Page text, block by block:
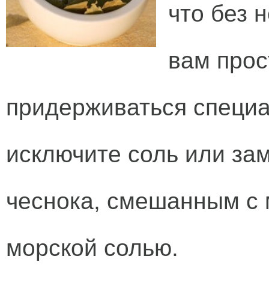
что без
вам
придерживаться
исключите соль или
чеснока, смешанным с
морской солью.